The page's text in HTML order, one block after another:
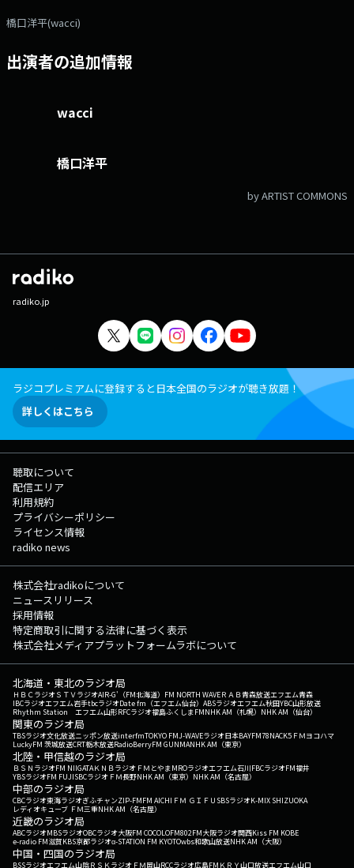
橋口洋平(wacci)
出演者の追加情報
wacci
橋口洋平
by ARTIST COMMONS
radiko.jp
ラジコプレミアムに登録すると日本全国のラジオが聴き放題！
詳しくはこちら
聴取について
配信エリア
利用規約
プライバシーポリシー
ライセンス情報
radiko news
株式会社radikoについて
ニュースリリース
採用情報
特定商取引に関する法律に基づく表示
株式会社メディアプラットフォームラボについて
北海道・東北のラジオ局
ＨＢＣラジオＳＴＶラジオAIR-G'（FM北海道） FM NORTH WAVEＲＡＢ青森放送エフエム青森
IBCラジオエフエム岩手tbcラジオDate fm（エフエム仙台） ABSラジオエフエム秋田YBC山形放送
Rhythm Station エフエム山形RFCラジオ福島ふくしまFMNHK AM（札幌） NHK AM（仙台）
関東のラジオ局
TBSラジオ文化放送ニッポン放送interfmTOKYO FMJ-WAVEラジオ日本BAYFM78NACK5 ＦＭヨコハマ
LuckyFM 茨城放送CRT栃木放送RadioBerryFM GUNMANHK AM（東京）
北陸・甲信越のラジオ局
ＢＳＮラジオFM NIIGATAＫＮＢラジオ ＦＭとやまMROラジオエフエム石川FBCラジオFM福井
YBSラジオFM FUJISBCラジオ ＦＭ長野NHK AM（東京） NHK AM（名古屋）
中部のラジオ局
CBCラジオ東海ラジオぎふチャンZIP-FMFM AICHI ＦＭ ＧＩＦＵ SBSラジオK-MIX SHIZUOKA
レディオキューブ ＦＭ三重NHK AM（名古屋）
近畿のラジオ局
ABCラジオMBSラジオOBCラジオ大阪FM COCOLOFM802FM大阪ラジオ関西Kiss FM KOBE
e-radio FM滋賀KBS京都ラジオα-STATION FM KYOTOwbs和歌山放送NHK AM（大阪）
中国・四国のラジオ局
BSSラジオエフエム山陰ＲＳＫラジオ ＦＭ岡山RCCラジオ広島FM ＫＲＹ山口放送エフエム山口